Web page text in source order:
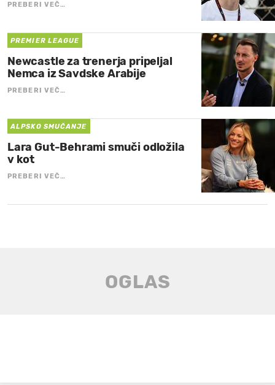
PREBERI VEČ…
PREMIER LEAGUE
Newcastle za trenerja pripeljal
Nemca iz Savdske Arabije
PREBERI VEČ…
ALPSKO SMUČANJE
Lara Gut-Behrami smuči odložila
v kot
PREBERI VEČ…